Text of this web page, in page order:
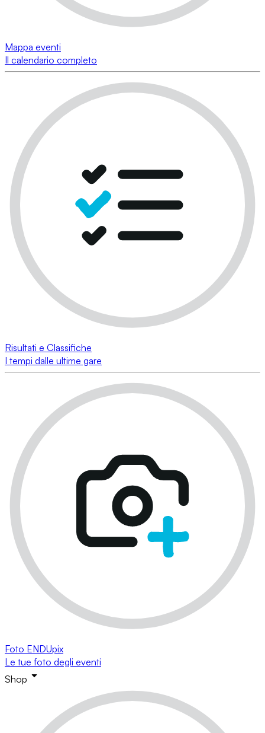
Mappa eventi
Il calendario completo
Risultati e Classifiche
I tempi dalle ultime gare
Foto ENDUpix
Le tue foto degli eventi
Shop